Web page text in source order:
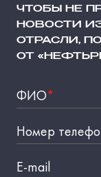
ЧТОБЫ НЕ
НОВОСТИ
ОТРАСЛИ,
ОТ
ФИО*
Номер
E-mail